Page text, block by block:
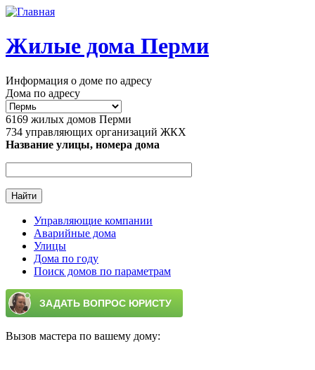
Перейти к основному содержанию
Жилые дома Перми
Информация о доме по адресу
Дома по адресу
6169 жилых домов Перми
734 управляющих организаций ЖКХ
Название улицы, номера дома
Главное меню
Управляющие компании
Аварийные дома
Улицы
Дома по году
Поиск домов по параметрам
Вызов мастера по вашему дому: